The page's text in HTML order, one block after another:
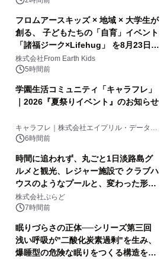
フロムアースキッズ × 地域 × 大学生が
創る、 子どもたちの「自育」イベント
「諸福ジーク×Lifehug」 を8月23日
(日)開催
株式会社From Earth Kids
5時間前
学園生活コミュニティ「キャラフレ」
｜2026『夏祭りイベント』のお知らせ
キャラフレ｜株式会社エイプリル・データ・
デザインズ
6時間前
時間に追われず、丸ごと1日淡路島グ
ルメと観光、レジャー施設で クラブハ
ウスのようなプールと、変わった形の
サウナも 「THE BOXY AWAJI」のお
得な素泊まり連泊プランで
株式会社ぷらど
7時間前
眠りづらさの正体──シリーズ第三回
浅い呼吸が"二酸化炭素過剰"を生み、
爆睡型の危険な眠りをつくる構造を解